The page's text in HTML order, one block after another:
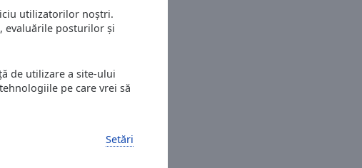
utilizatorilor noștri.
evaluările posturilor și
de utilizare a site-ului
pe care vrei să
Setări